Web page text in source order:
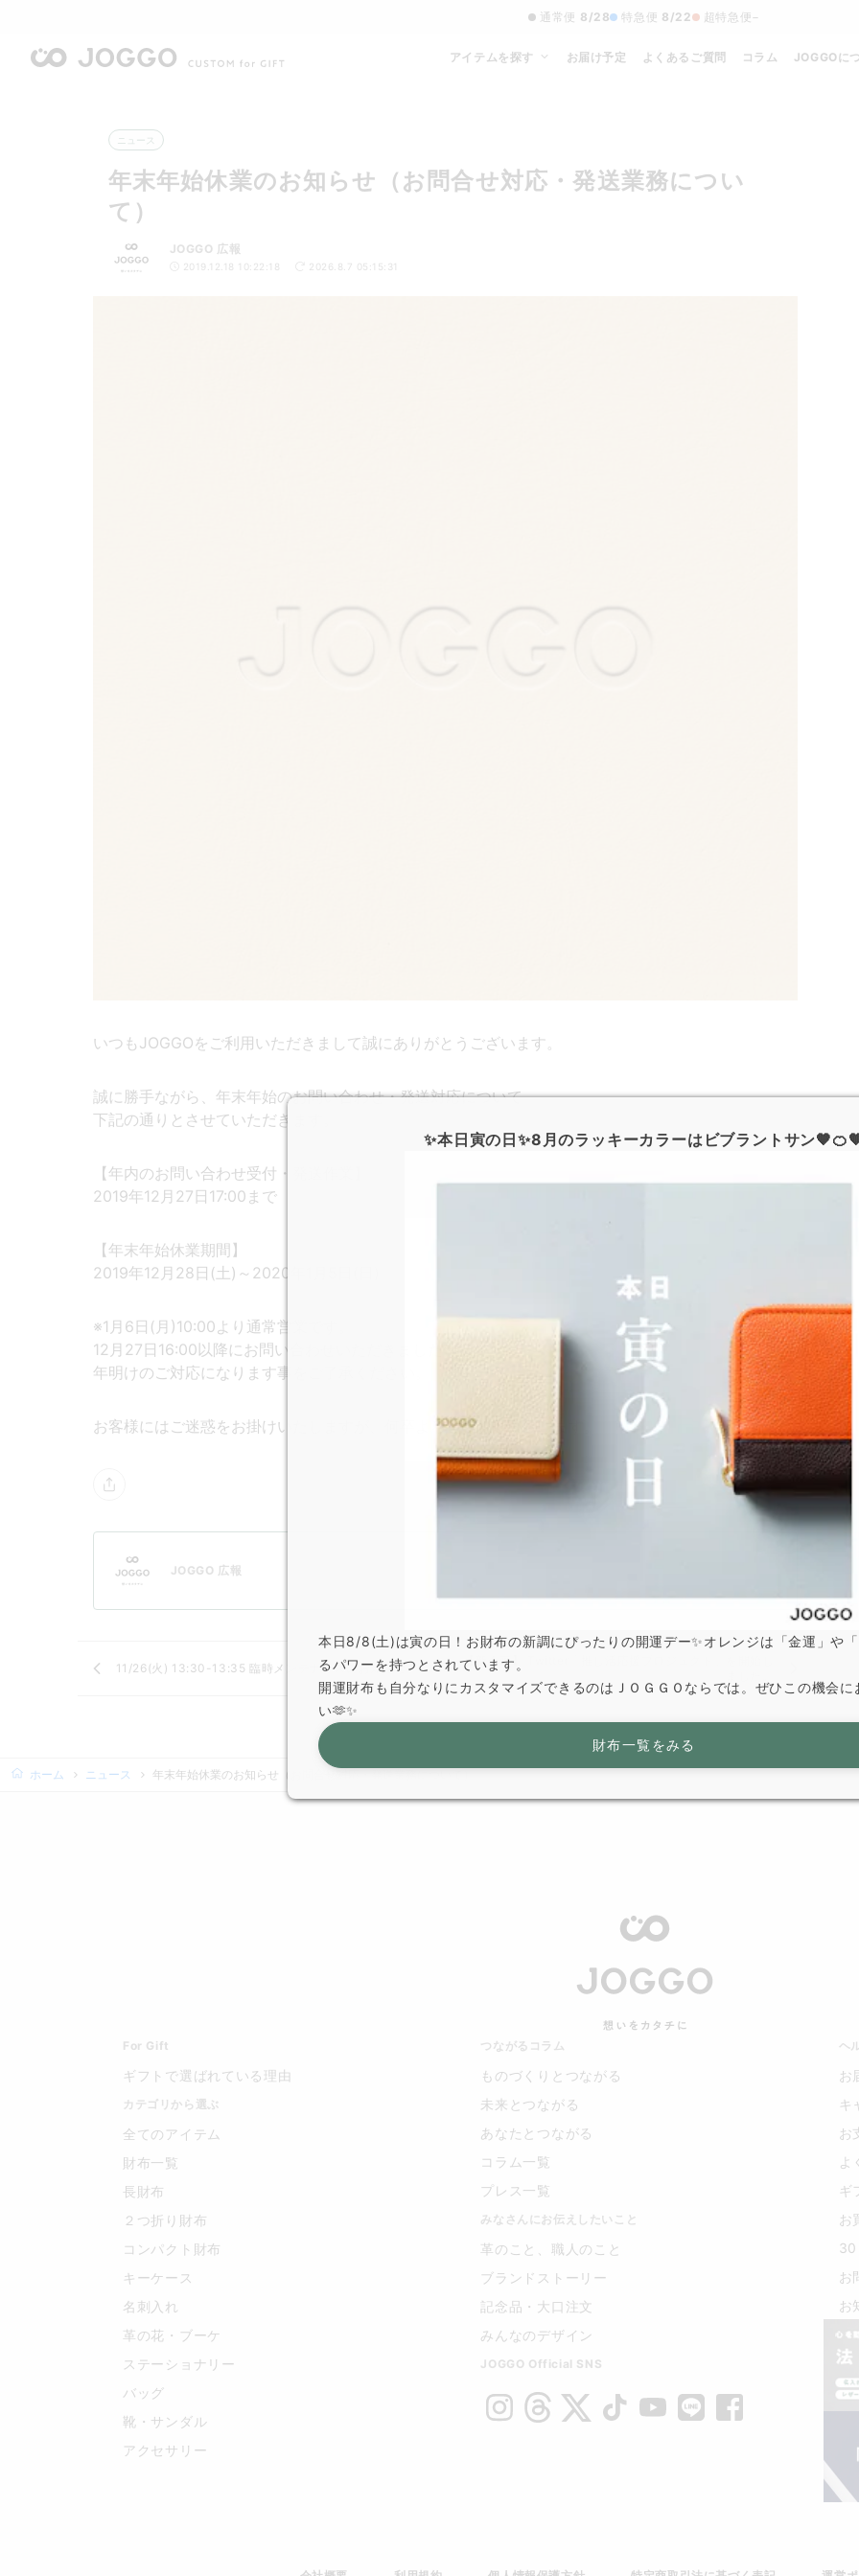
通常便 8/28 特急便 8/22 超特急便−
アイテムを探す お届け予定 よくあるご質問 コラム JOGGOに
ニュース
年末年始休業のお知らせ（お問合せ対応・発送業務につい
て）
JOGGO 広報
2019.12.18 10:22:18 2026.8.7 05:15:31
いつもJOGGOをご利用いただきまして誠にありがとうございます。
誠に勝手ながら、年末年始のお問い合わせ・発送対応について
下記の通りとさせていただきます。
【年内のお問い合わせ受付・発送作業】
2019年12月27日17:00まで
【年末年始休業期間】
2019年12月28日(土)～2020年1月5日(日)
※1月6日(月)10:00より通常営業です。
12月27日16:00以降にお問い合わせいただきました件は
年明けのご対応になります事をご了承ください。
お客様にはご迷惑をお掛けいたしますが、何卒よろしくお願い致します。
JOGGO 広報
11/26(火) 13:30-13:35 臨時メンテナンスのお知らせ
【新企画】 Twitter「推し活応援プロジェクト」を開始し
ホーム ニュース 年末年始休業のお知らせ（お問合せ対応・発送業務について）
For Gift
ギフトで選ばれている理由
カテゴリから選ぶ
全てのアイテム
財布一覧
長財布
２つ折り財布
コンパクト財布
キーケース
名刺入れ
革の花・ブーケ
ステーショナリー
バッグ
靴・サンダル
アクセサリー
つながるコラム
ものづくりとつながる
未来とつながる
あなたとつながる
コラム一覧
プレス一覧
みなさんにお伝えしたいこと
革のこと、職人のこと
ブランドストーリー
記念品・大口注文
みんなのデザイン
JOGGO Official SNS
ヘ
お
キ
お
よ
ギ
お
30
お
お
✨本日寅の日✨8月のラッキーカラーはビブラントサン
本日8/8(土)は寅の日！お財布の新調にぴったりの開運デー✨オレンジは「金運」や
るパワーを持つとされています。
開運財布も自分なりにカスタマイズできるのはＪＯＧＧＯならでは。ぜひこの機会
い🫶✨
財布一覧をみる